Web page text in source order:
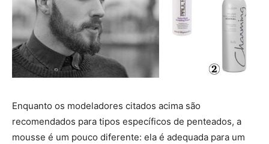
Enquanto os modeladores citados acima são
recomendados para tipos específicos de penteados, a
mousse é um pouco diferente: ela é adequada para um